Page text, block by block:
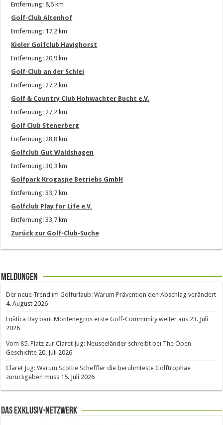
Entfernung: 8,6 km
Golf-Club Altenhof
Entfernung: 17,2 km
Kieler Golfclub Havighorst
Entfernung: 20,9 km
Golf-Club an der Schlei
Entfernung: 27,2 km
Golf & Country Club Hohwachter Bucht e.V.
Entfernung: 27,2 km
Golf Club Stenerberg
Entfernung: 28,8 km
Golfclub Gut Waldshagen
Entfernung: 30,3 km
Golfpark Krogaspe Betriebs GmbH
Entfernung: 33,7 km
Golfclub Play for Life e.V.
Entfernung: 33,7 km
Zurück zur Golf-Club-Suche
Meldungen
Der neue Trend im Golfurlaub: Warum Prävention den Abschlag verändert
4. August 2026
Luštica Bay baut Montenegros erste Golf-Community weiter aus 23. Juli
2026
Vom 85. Platz zur Claret Jug: Neuseeländer schreibt bei The Open
Geschichte 20. Juli 2026
Claret Jug: Warum Scottie Scheffler die berühmteste Golftrophäe
zurückgeben muss 15. Juli 2026
Das Exklusiv-Netzwerk